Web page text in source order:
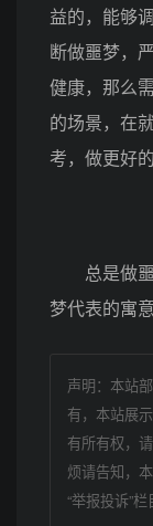
益的，能够
断做噩梦，
健康，那么
的场景，在
考，做更好
总是做噩
梦代表的寓
声明：本站
有，本站展
有所有权，
烦请告知，
“举报投诉”栏